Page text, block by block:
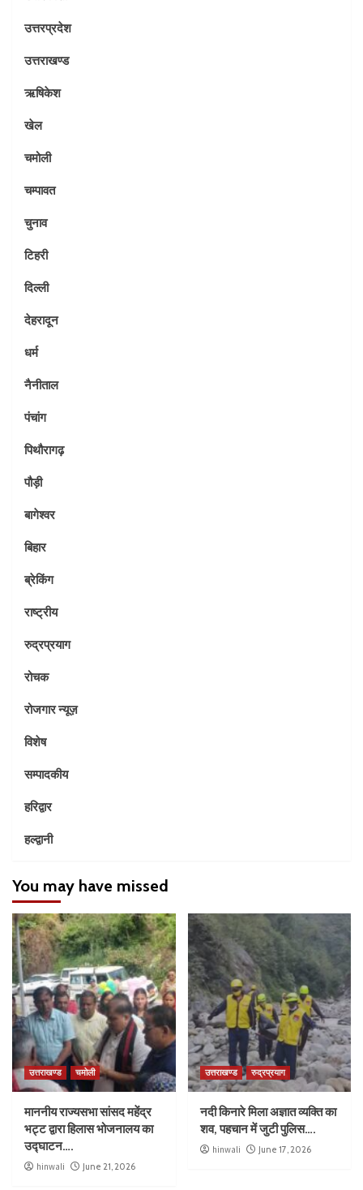
उत्तरप्रदेश
उत्तराखण्ड
ऋषिकेश
खेल
चमोली
चम्पावत
चुनाव
टिहरी
दिल्ली
देहरादून
धर्म
नैनीताल
पंचांग
पिथौरागढ़
पौड़ी
बागेश्वर
बिहार
ब्रेकिंग
राष्ट्रीय
रुद्रप्रयाग
रोचक
रोजगार न्यूज़
विशेष
सम्पादकीय
हरिद्वार
हल्द्वानी
You may have missed
उत्तराखण्ड चमोली
माननीय राज्यसभा सांसद महेंद्र
भट्ट द्वारा हिलास भोजनालय का
उद्घाटन….
hinwali June 21, 2026
उत्तराखण्ड रुद्रप्रयाग
नदी किनारे मिला अज्ञात व्यक्ति का
शव, पहचान में जुटी पुलिस….
hinwali June 17, 2026